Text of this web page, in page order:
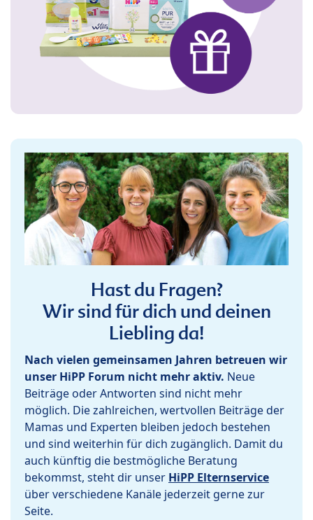
Hast du Fragen?
Wir sind für dich und deinen
Liebling da!
Nach vielen gemeinsamen Jahren betreuen wir
unser HiPP Forum nicht mehr aktiv. Neue
Beiträge oder Antworten sind nicht mehr
möglich. Die zahlreichen, wertvollen Beiträge der
Mamas und Experten bleiben jedoch bestehen
und sind weiterhin für dich zugänglich. Damit du
auch künftig die bestmögliche Beratung
bekommst, steht dir unser HiPP Elternservice
über verschiedene Kanäle jederzeit gerne zur
Seite.